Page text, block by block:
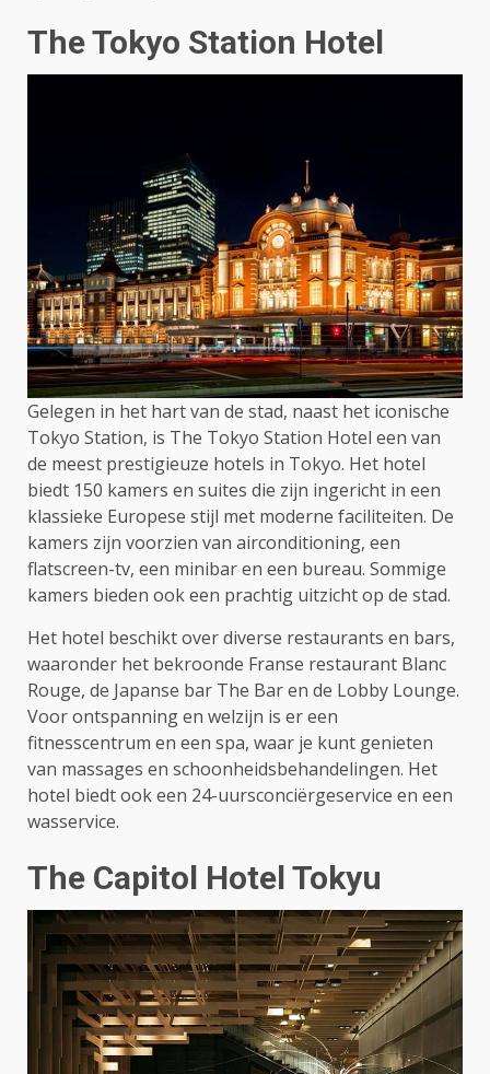
The Tokyo Station Hotel
Gelegen in het hart van de stad, naast het iconische
Tokyo Station, is The Tokyo Station Hotel een van
de meest prestigieuze hotels in Tokyo. Het hotel
biedt 150 kamers en suites die zijn ingericht in een
klassieke Europese stijl met moderne faciliteiten. De
kamers zijn voorzien van airconditioning, een
flatscreen-tv, een minibar en een bureau. Sommige
kamers bieden ook een prachtig uitzicht op de stad.
Het hotel beschikt over diverse restaurants en bars,
waaronder het bekroonde Franse restaurant Blanc
Rouge, de Japanse bar The Bar en de Lobby Lounge.
Voor ontspanning en welzijn is er een
fitnesscentrum en een spa, waar je kunt genieten
van massages en schoonheidsbehandelingen. Het
hotel biedt ook een 24-uursconciërgeservice en een
wasservice.
The Capitol Hotel Tokyu